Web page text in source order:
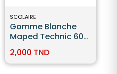
SCOLAIRE
Gomme Blanche
Maped Technic 600
2,000 TND